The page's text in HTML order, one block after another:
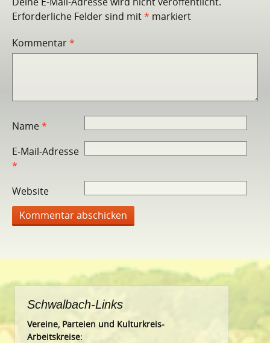
Erforderliche Felder sind mit* markiert
Kommentar*
Name*
E-Mail-Adresse
*
Website
Schwalbach-Links
Vereine, Parteien und Kulturkreis-
Arbeitskreise: